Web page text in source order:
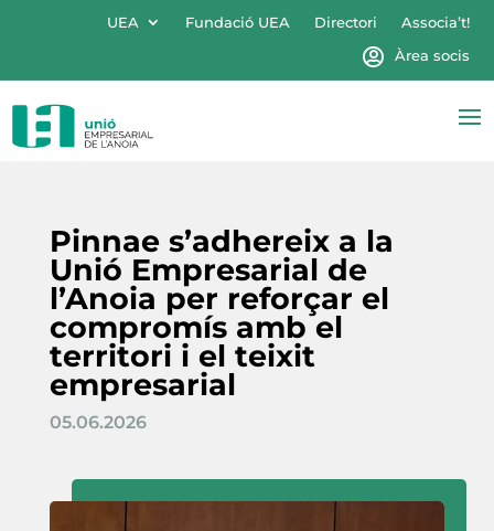
UEA Fundació UEA Directori
Associa’t!
Àrea socis
Pinnae s’adhereix a la
Unió Empresarial de
l’Anoia per reforçar el
compromís amb el
territori i el teixit
empresarial
05.06.2026